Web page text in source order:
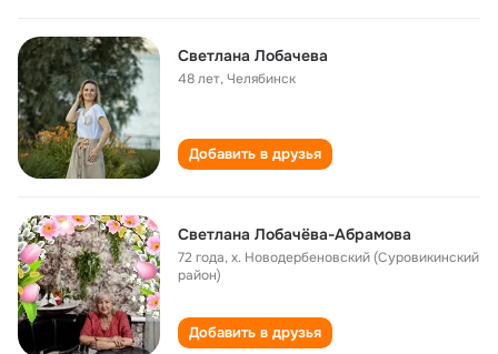
Светлана Лобачева
48 лет,Челябинск
Добавить в друзья
Светлана Лобачëва-Абрамова
72 года,х. Новодербеновский (Суровикинский
район)
Добавить в друзья